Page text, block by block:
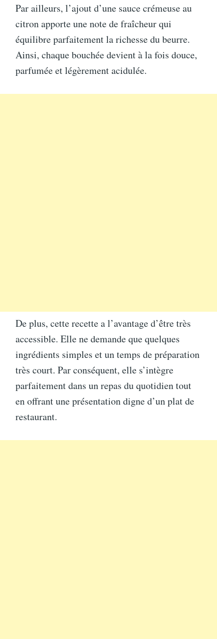
Par ailleurs, l’ajout d’une sauce crémeuse au
citron apporte une note de fraîcheur qui
équilibre parfaitement la richesse du beurre.
Ainsi, chaque bouchée devient à la fois douce,
parfumée et légèrement acidulée.
De plus, cette recette a l’avantage d’être très
accessible. Elle ne demande que quelques
ingrédients simples et un temps de préparation
très court. Par conséquent, elle s’intègre
parfaitement dans un repas du quotidien tout
en offrant une présentation digne d’un plat de
restaurant.